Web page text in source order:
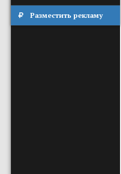
Разместить рекламу